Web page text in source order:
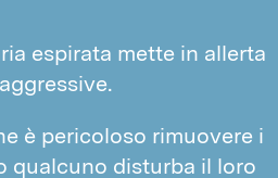
espirata mette in allerta
è pericoloso rimuovere i
qualcuno disturba il loro